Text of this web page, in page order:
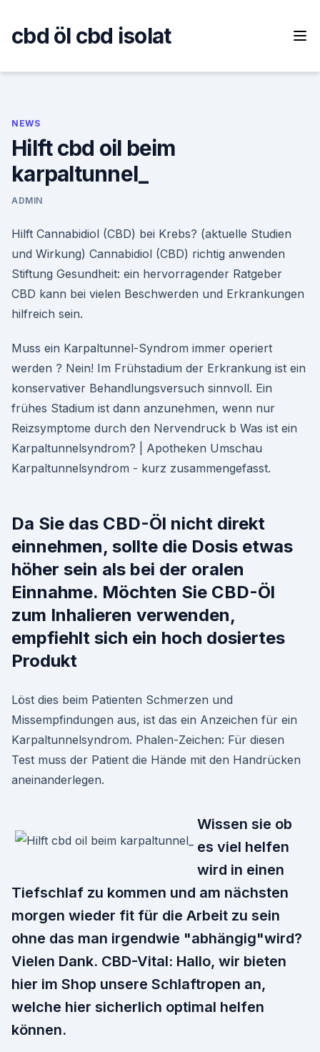
content
cbd öl cbd isolat
NEWS
Hilft cbd oil beim
karpaltunnel_
ADMIN
Hilft Cannabidiol (CBD) bei Krebs? (aktuelle Studien
und Wirkung) Cannabidiol (CBD) richtig anwenden
Stiftung Gesundheit: ein hervorragender Ratgeber
CBD kann bei vielen Beschwerden und Erkrankungen
hilfreich sein.
Muss ein Karpaltunnel-Syndrom immer operiert
werden ? Nein! Im Frühstadium der Erkrankung ist ein
konservativer Behandlungsversuch sinnvoll. Ein
frühes Stadium ist dann anzunehmen, wenn nur
Reizsymptome durch den Nervendruck b Was ist ein
Karpaltunnelsyndrom? | Apotheken Umschau
Karpaltunnelsyndrom - kurz zusammengefasst.
Da Sie das CBD-Öl nicht direkt
einnehmen, sollte die Dosis etwas
höher sein als bei der oralen
Einnahme. Möchten Sie CBD-Öl
zum Inhalieren verwenden,
empfiehlt sich ein hoch dosiertes
Produkt
Löst dies beim Patienten Schmerzen und
Missempfindungen aus, ist das ein Anzeichen für ein
Karpaltunnelsyndrom. Phalen-Zeichen: Für diesen
Test muss der Patient die Hände mit den Handrücken
aneinanderlegen.
Wissen sie ob
es viel helfen
wird in einen
Tiefschlaf zu kommen und am nächsten
morgen wieder fit für die Arbeit zu sein
ohne das man irgendwie "abhängig"wird?
Vielen Dank. CBD-Vital: Hallo, wir bieten
hier im Shop unsere Schlaftropen an,
welche hier sicherlich optimal helfen
können.